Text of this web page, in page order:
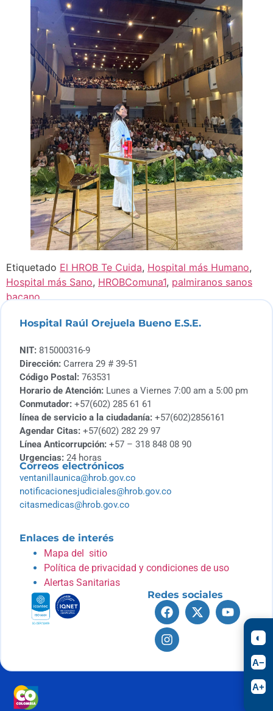
Etiquetado El HROB Te Cuida, Hospital más Humano,
Hospital más Sano, HROBComuna1, palmiranos sanos
bacano
Hospital Raúl Orejuela Bueno E.S.E.
NIT: 815000316-9
Dirección: Carrera 29 # 39-51
Código Postal: 763531
Horario de Atención: Lunes a Viernes 7:00 am a 5:00 pm
Conmutador: +57(602) 285 61 61
línea de servicio a la ciudadanía: +57(602)2856161
Agendar Citas: +57(602) 282 29 97
Línea Anticorrupción: +57 – 318 848 08 90
Urgencias: 24 horas
Correos electrónicos
ventanillaunica@hrob.gov.co
notificacionesjudiciales@hrob.gov.co
citasmedicas@hrob.gov.co
Enlaces de interés
Mapa del sitio
Política de privacidad y condiciones de uso
Alertas Sanitarias
Redes sociales